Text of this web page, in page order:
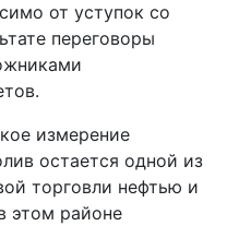
от уступок со
переговоры
измерение
остается одной из
торговли нефтью и
этом районе